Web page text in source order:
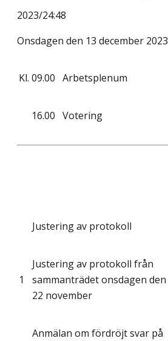
2023/24:48
Onsdagen den 13 december 2023
Kl. 09.00 Arbetsplenum
16.00 Votering
Justering av protokoll
1
Justering av protokoll från
sammanträdet onsdagen den
22 november
Anmälan om fördröjt svar på